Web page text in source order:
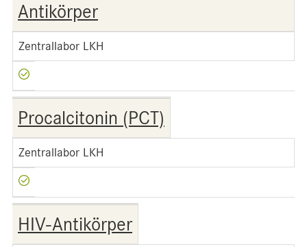
Antikörper
Zentrallabor LKH
Procalcitonin (PCT)
Zentrallabor LKH
HIV-Antikörper